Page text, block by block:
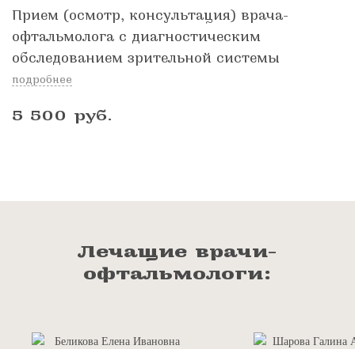
Прием (осмотр, консультация) врача-
офтальмолога с диагностическим
обследованием зрительной системы
подробнее
5 500 руб.
Лечащие врачи-
офтальмологи: